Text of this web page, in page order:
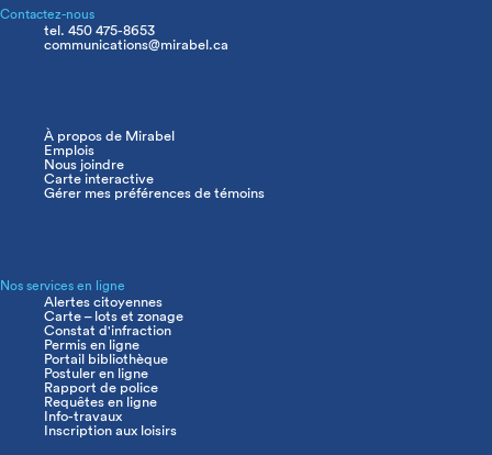
Contactez-nous
tel. 450 475-8653
communications@mirabel.ca
Navigation
principale
À propos de Mirabel
Emplois
Nous joindre
Carte interactive
Gérer mes préférences de témoins
Nos services en ligne
Alertes citoyennes
Carte – lots et zonage
Constat d'infraction
Permis en ligne
Portail bibliothèque
Postuler en ligne
Rapport de police
Requêtes en ligne
Info-travaux
Inscription aux loisirs